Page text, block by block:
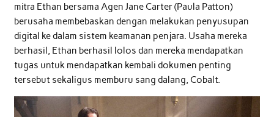
mitra Ethan bersama Agen Jane Carter (Paula Patton)
berusaha membebaskan dengan melakukan penyusupan
digital ke dalam sistem keamanan penjara. Usaha mereka
berhasil, Ethan berhasil lolos dan mereka mendapatkan
tugas untuk mendapatkan kembali dokumen penting
tersebut sekaligus memburu sang dalang, Cobalt.